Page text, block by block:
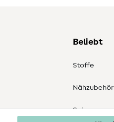
Beliebt
Stoffe
Nähzubehör
Sale